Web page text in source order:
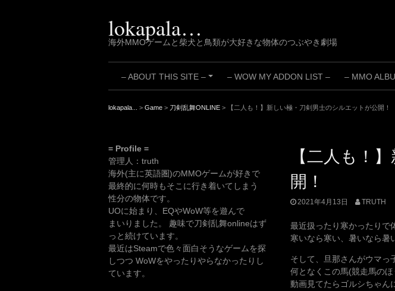
lokapala…
海外MMOゲームと柴犬と鳥類が大好きな物体のつぶやき劇場
+
– ABOUT THIS SITE – – WOW MY ADDON LIST – – MMO
lokapala... > Game > 刀剣乱舞ONLINE > 【二人も！】新しい極・刀剣男士のシルエットが公開！
【二人も！
開！
2021年4月13日 TRUTH
最近扱ったり寒かったりで
寒いなら寒い、暑いなら暑
そして、旦那さんがウマっ
何となくこの馬(競走馬の
動画見てたらゴルシちゃん
= Profile =
管理人：truth
海外(主に英語圏)のMMOゲームが好きで
最終的に何時もそこに行き着いてしまう
性分の物体です。
UOに始まり、EQやWoW等を遊んで
まいりました。 趣味で刀剣乱舞onlineはず
っと続けています。
最近はSteamで色々面白そうなゲームを探
しつつ WoWをやったりやらなかったりし
ています。